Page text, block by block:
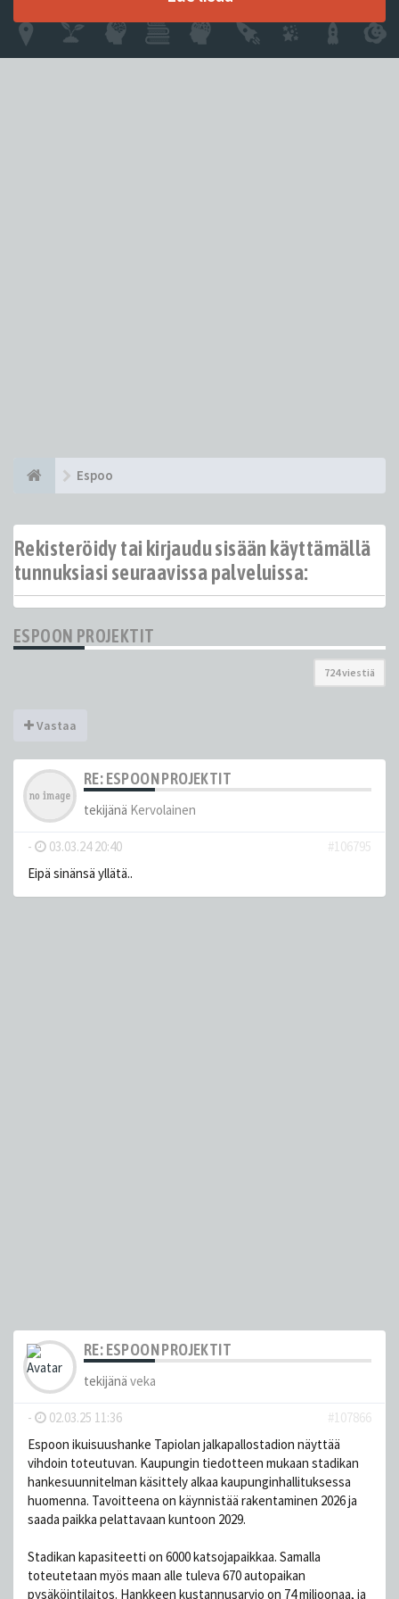
Espoo
Rekisteröidy tai kirjaudu sisään käyttämällä
tunnuksiasi seuraavissa palveluissa:
ESPOON PROJEKTIT
724 viestiä
Vastaa
RE: ESPOON PROJEKTIT
tekijänä Kervolainen
- 03.03.24 20:40
#106795
Eipä sinänsä yllätä..
RE: ESPOON PROJEKTIT
tekijänä veka
- 02.03.25 11:36
#107866
Espoon ikuisuushanke Tapiolan jalkapallostadion näyttää
vihdoin toteutuvan. Kaupungin tiedotteen mukaan stadikan
hankesuunnitelman käsittely alkaa kaupunginhallituksessa
huomenna. Tavoitteena on käynnistää rakentaminen 2026 ja
saada paikka pelattavaan kuntoon 2029.
Stadikan kapasiteetti on 6000 katsojapaikkaa. Samalla
toteutetaan myös maan alle tuleva 670 autopaikan
pysäköintilaitos. Hankkeen kustannusarvio on 74 miljoonaa, ja